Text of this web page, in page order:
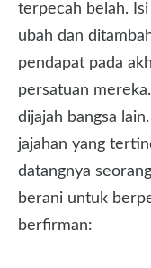
terpecah belah.
ubah dan
pendapat pada
persatuan
dijajah bangsa
jajahan yang
datangnya
berani untuk
berfirman: